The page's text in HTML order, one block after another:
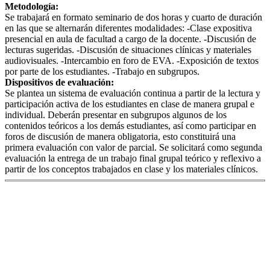
Metodología:
Se trabajará en formato seminario de dos horas y cuarto de duración
en las que se alternarán diferentes modalidades: -Clase expositiva
presencial en aula de facultad a cargo de la docente. -Discusión de
lecturas sugeridas. -Discusión de situaciones clínicas y materiales
audiovisuales. -Intercambio en foro de EVA. -Exposición de textos
por parte de los estudiantes. -Trabajo en subgrupos.
Dispositivos de evaluación:
Se plantea un sistema de evaluación continua a partir de la lectura y
participación activa de los estudiantes en clase de manera grupal e
individual. Deberán presentar en subgrupos algunos de los
contenidos teóricos a los demás estudiantes, así como participar en
foros de discusión de manera obligatoria, esto constituirá una
primera evaluación con valor de parcial. Se solicitará como segunda
evaluación la entrega de un trabajo final grupal teórico y reflexivo a
partir de los conceptos trabajados en clase y los materiales clínicos.